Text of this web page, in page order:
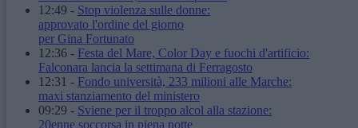
12:49 - Stop violenza sulle donne:
approvato l'ordine del giorno
per Gina Fortunato
12:36 - Festa del Mare, Color Day e fuochi d'artificio:
Falconara lancia la settimana di Ferragosto
12:31 - Fondo università, 233 milioni alle Marche:
maxi stanziamento del ministero
09:29 - Sviene per il troppo alcol alla stazione:
20enne soccorsa in piena notte